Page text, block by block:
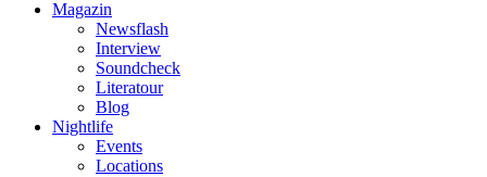
Magazin
Newsflash
Interview
Soundcheck
Literatour
Blog
Nightlife
Events
Locations